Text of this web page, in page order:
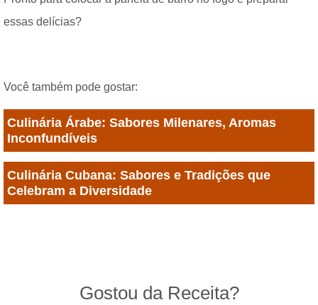
essas delícias?
Você também pode gostar:
Culinária Árabe: Sabores Milenares, Aromas
Inconfundíveis
Culinária Cubana: Sabores e Tradições que
Celebram a Diversidade
Gostou da Receita?